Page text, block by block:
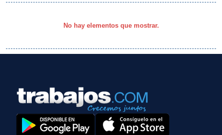
No hay elementos que mostrar.